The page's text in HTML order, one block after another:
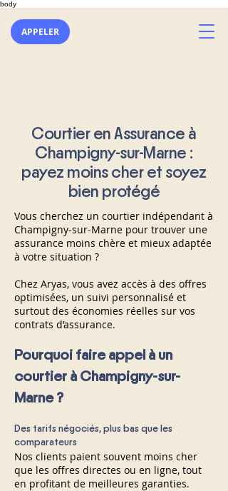
body
APPELER
Courtier en Assurance à
Champigny-sur-Marne :
payez moins cher et soyez
bien protégé
Vous cherchez un courtier indépendant à
Champigny-sur-Marne pour trouver une
assurance moins chère et mieux adaptée
à votre situation ?
Chez Aryas, vous avez accès à des offres
optimisées, un suivi personnalisé et
surtout des économies réelles sur vos
contrats d’assurance.
Pourquoi faire appel à un
courtier à Champigny-sur-
Marne ?
Des tarifs négociés, plus bas que les
comparateurs
Nos clients paient souvent moins cher
que les offres directes ou en ligne, tout
en profitant de meilleures garanties.